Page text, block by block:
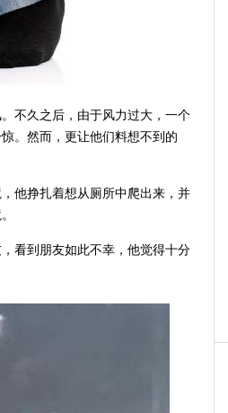
不久之后，由于风力过大，一个
。然而，更让他们料想不到的
他挣扎着想从厕所中爬出来，并
看到朋友如此不幸，他觉得十分